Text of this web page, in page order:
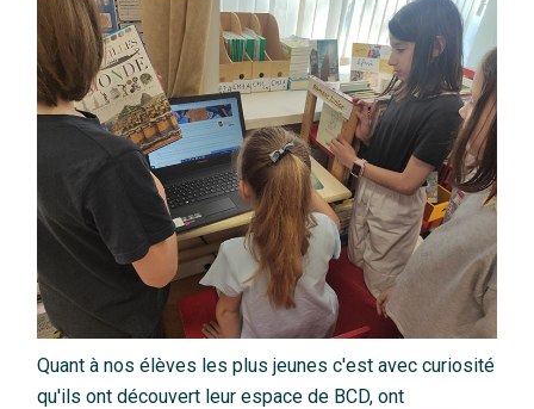
Quant à nos élèves les plus jeunes c'est avec curiosité
qu'ils ont découvert leur espace de BCD, ont